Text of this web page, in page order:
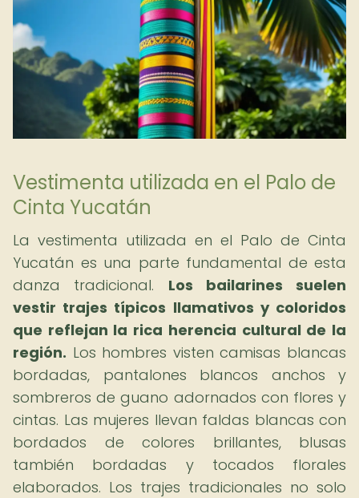
Vestimenta utilizada en el Palo de
Cinta Yucatán
La vestimenta utilizada en el Palo de Cinta
Yucatán es una parte fundamental de esta
danza tradicional. Los bailarines suelen
vestir trajes típicos llamativos y coloridos
que reflejan la rica herencia cultural de la
región. Los hombres visten camisas blancas
bordadas, pantalones blancos anchos y
sombreros de guano adornados con flores y
cintas. Las mujeres llevan faldas blancas con
bordados de colores brillantes, blusas
también bordadas y tocados florales
elaborados. Los trajes tradicionales no solo